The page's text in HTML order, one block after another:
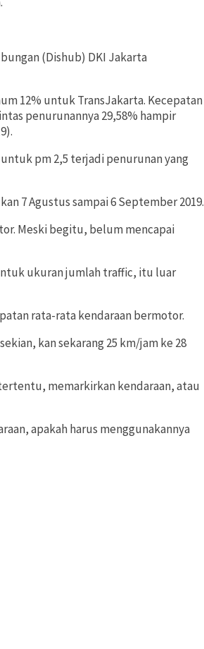
(Dishub) DKI Jakarta
12% untuk TransJakarta. Kecepatan
penurunannya 29,58% hampir
pm 2,5 terjadi penurunan yang
7 Agustus sampai 6 September 2019.
Meski begitu, belum mencapai
ukuran jumlah traffic, itu luar
rata-rata kendaraan bermotor.
kan sekarang 25 km/jam ke 28
memarkirkan kendaraan, atau
apakah harus menggunakannya